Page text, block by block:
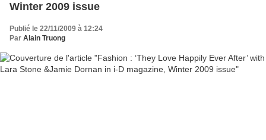
Winter 2009 issue
Publié le 22/11/2009 à 12:24
Par Alain Truong